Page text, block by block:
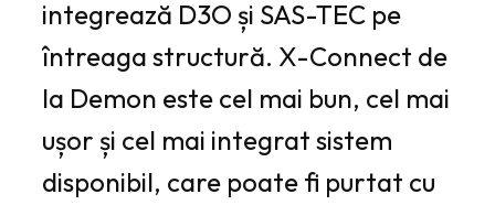
integrează D3O și SAS-TEC pe
întreaga structură. X-Connect de
la Demon este cel mai bun, cel mai
ușor și cel mai integrat sistem
disponibil, care poate fi purtat cu